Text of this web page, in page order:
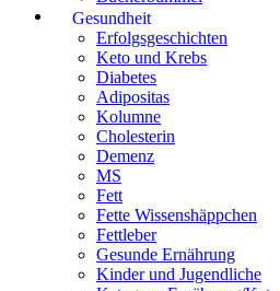
Gesundheit
Erfolgsgeschichten
Keto und Krebs
Diabetes
Adipositas
Kolumne
Cholesterin
Demenz
MS
Fett
Fette Wissenshäppchen
Fettleber
Gesunde Ernährung
Kinder und Jugendliche